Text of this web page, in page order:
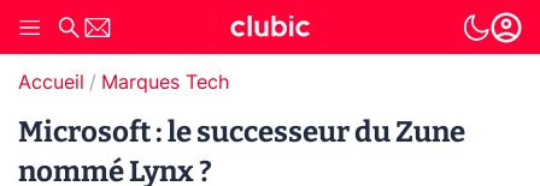
Accueil Marques Tech
Microsoft : le successeur du Zune
nommé Lynx ?